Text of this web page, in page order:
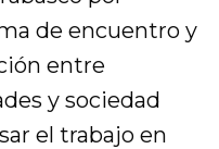
de encuentro y
entre
y sociedad
el trabajo en